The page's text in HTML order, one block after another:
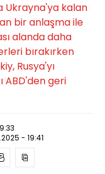
Ukrayna'ya kalan
bir anlaşma ile
alanda daha
bırakırken
Rusya'yı
ABD'den geri
- 19:41